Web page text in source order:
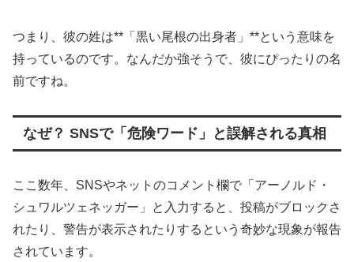
つまり、彼の姓は**「黒い尾根の出身者」**という意味を
持っているのです。なんだか強そうで、彼にぴったりの名
前ですね。
なぜ？ SNSで「危険ワード」と誤解される真相
ここ数年、SNSやネットのコメント欄で「アーノルド・
シュワルツェネッガー」と入力すると、投稿がブロックさ
れたり、警告が表示されたりするという奇妙な現象が報告
されています。